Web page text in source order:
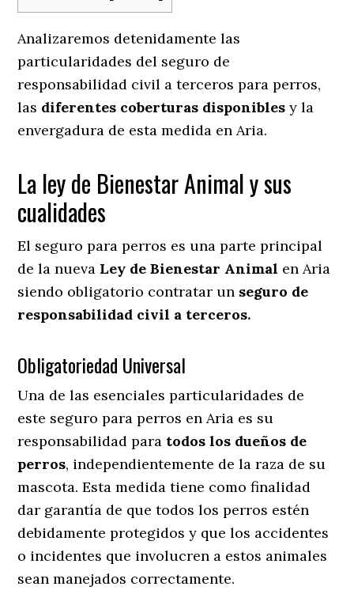
Analizaremos detenidamente las
particularidades del seguro de
responsabilidad civil a terceros para perros,
las diferentes coberturas disponibles y la
envergadura de esta medida en Aria.
La ley de Bienestar Animal y sus
cualidades
El seguro para perros es una parte principal
de la nueva Ley de Bienestar Animal en Aria
siendo obligatorio contratar un seguro de
responsabilidad civil a terceros.
Obligatoriedad Universal
Una de las esenciales particularidades de
este seguro para perros en Aria es su
responsabilidad para todos los dueños de
perros, independientemente de la raza de su
mascota. Esta medida tiene como finalidad
dar garantía de que todos los perros estén
debidamente protegidos y que los accidentes
o incidentes que involucren a estos animales
sean manejados correctamente.